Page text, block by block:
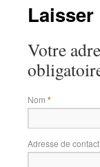
Votre
Nom *
Adresse de contact